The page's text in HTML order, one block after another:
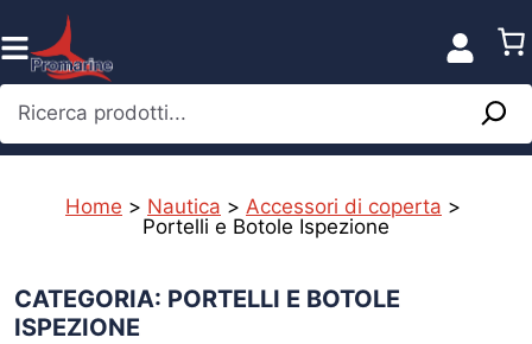
al
contenuto
Ricerca prodotti...
Home > Nautica > Accessori di coperta >
Portelli e Botole Ispezione
CATEGORIA: PORTELLI E BOTOLE
ISPEZIONE